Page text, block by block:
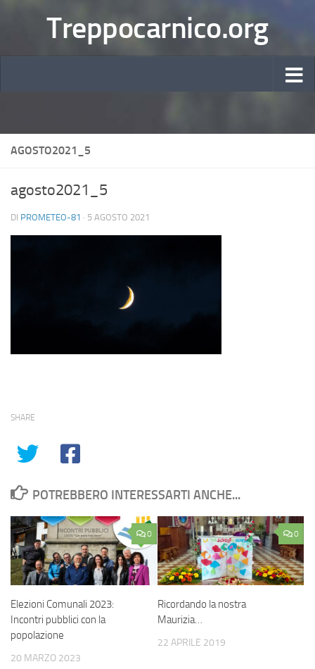
Treppocarnico.org
AGOSTO2021_5
agosto2021_5
DI PROMETEO-81 · 5 AGOSTO 2021
SHARE
POTREBBERO INTERESSARTI ANCHE...
0
Elezioni Comunali 2023:
Incontri pubblici con la
popolazione
20 MARZO 2023
0
Ricordando la nostra
Maurizia…
22 APRILE 2019